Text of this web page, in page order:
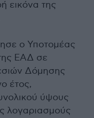
εικόνα της
ο Υποτομέας
ΕΑΔ σε
Δόμησης
έτος,
ύψους
λογαριασμούς